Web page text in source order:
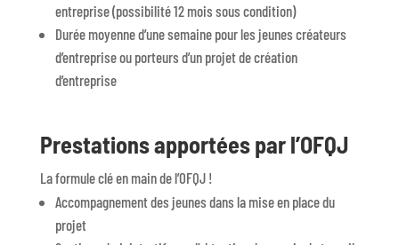
entreprise (possibilité 12 mois sous condition)
Durée moyenne d’une semaine pour les jeunes créateurs
d’entreprise ou porteurs d’un projet de création
d’entreprise
Prestations apportées par l’OFQJ
La formule clé en main de l’OFQJ !
Accompagnement des jeunes dans la mise en place du
projet